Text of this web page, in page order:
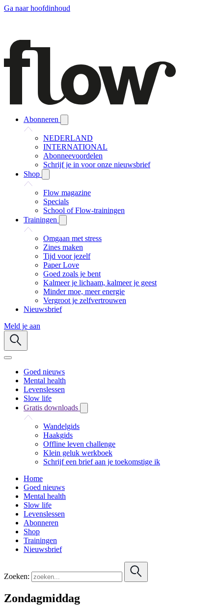
Ga naar hoofdinhoud
Abonneren
NEDERLAND
INTERNATIONAL
Abonneevoordelen
Schrijf je in voor onze nieuwsbrief
Shop
Flow magazine
Specials
School of Flow-trainingen
Trainingen
Omgaan met stress
Zines maken
Tijd voor jezelf
Paper Love
Goed zoals je bent
Kalmeer je lichaam, kalmeer je geest
Minder moe, meer energie
Vergroot je zelfvertrouwen
Nieuwsbrief
Meld je aan
Goed nieuws
Mental health
Levenslessen
Slow life
Gratis downloads
Wandelgids
Haakgids
Offline leven challenge
Klein geluk werkboek
Schrijf een brief aan je toekomstige ik
Home
Goed nieuws
Mental health
Slow life
Levenslessen
Abonneren
Shop
Trainingen
Nieuwsbrief
Zoeken:
Zondagmiddag